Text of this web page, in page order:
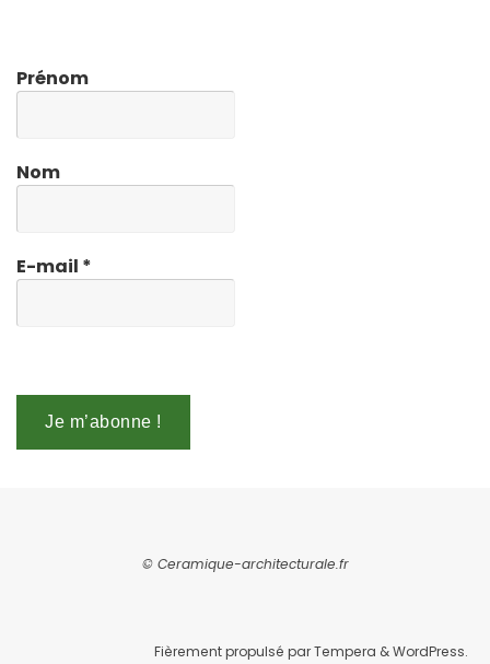
Prénom
Nom
E-mail *
© Ceramique-architecturale.fr
Fièrement propulsé parTempera &WordPress.